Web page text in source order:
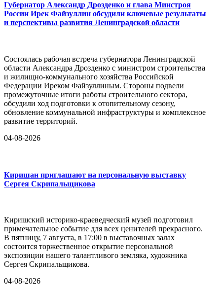
Губернатор Александр Дрозденко и глава Минстроя
России Ирек Файзуллин обсудили ключевые результаты
и перспективы развития Ленинградской области
Состоялась рабочая встреча губернатора Ленинградской
области Александра Дрозденко с министром строительства
и жилищно-коммунального хозяйства Российской
Федерации Иреком Файзуллиным. Стороны подвели
промежуточные итоги работы строительного сектора,
обсудили ход подготовки к отопительному сезону,
обновление коммунальной инфраструктуры и комплексное
развитие территорий.
04-08-2026
Киришан приглашают на персональную выставку
Сергея Скрипальщикова
Киришский историко-краеведческий музей подготовил
примечательное событие для всех ценителей прекрасного.
В пятницу, 7 августа, в 17:00 в выставочных залах
состоится торжественное открытие персональной
экспозиции нашего талантливого земляка, художника
Сергея Скрипальщикова.
04-08-2026